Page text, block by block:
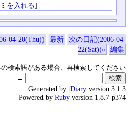
を入れる]
04-20(Thu)) 最新
次の日記(2006-04-
22(Sat))»
編集
の検索語がある場合、再検索してください
→
Generated by tDiary version 3.1.3
Powered by Ruby version 1.8.7-p374